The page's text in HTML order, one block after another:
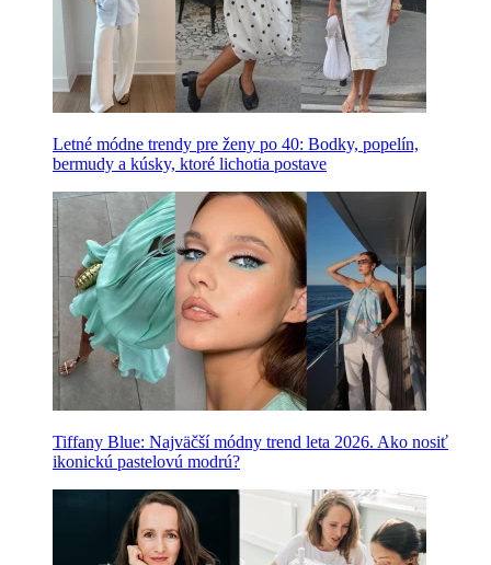
Letné módne trendy pre ženy po 40: Bodky, popelín,
bermudy a kúsky, ktoré lichotia postave
Tiffany Blue: Najväčší módny trend leta 2026. Ako nosiť
ikonickú pastelovú modrú?